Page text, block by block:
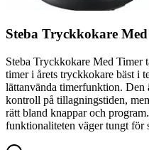
Steba Tryckkokare
Steba Tryckkokare Med Timer
timer i årets tryckkokare bäst i
lättanvända timerfunktion.
kontroll på tillagningstiden,
rätt bland knappar och
funktionaliteten väger tungt för